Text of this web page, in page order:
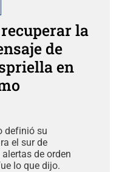
la
de
en
definió su
el sur de
de orden
lo que dijo.